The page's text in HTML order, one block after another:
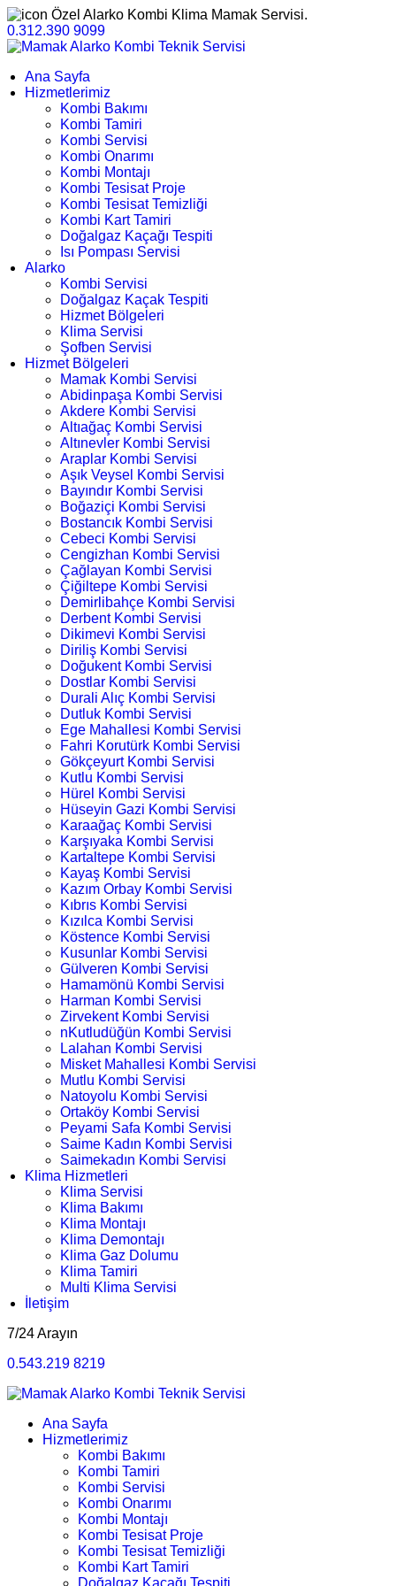
Özel Alarko Kombi Klima Mamak Servisi.
0.312.390 9099
Ana Sayfa
Hizmetlerimiz
Kombi Bakımı
Kombi Tamiri
Kombi Servisi
Kombi Onarımı
Kombi Montajı
Kombi Tesisat Proje
Kombi Tesisat Temizliği
Kombi Kart Tamiri
Doğalgaz Kaçağı Tespiti
Isı Pompası Servisi
Alarko
Kombi Servisi
Doğalgaz Kaçak Tespiti
Hizmet Bölgeleri
Klima Servisi
Şofben Servisi
Hizmet Bölgeleri
Mamak Kombi Servisi
Abidinpaşa Kombi Servisi
Akdere Kombi Servisi
Altıağaç Kombi Servisi
Altınevler Kombi Servisi
Araplar Kombi Servisi
Aşık Veysel Kombi Servisi
Bayındır Kombi Servisi
Boğaziçi Kombi Servisi
Bostancık Kombi Servisi
Cebeci Kombi Servisi
Cengizhan Kombi Servisi
Çağlayan Kombi Servisi
Çiğiltepe Kombi Servisi
Demirlibahçe Kombi Servisi
Derbent Kombi Servisi
Dikimevi Kombi Servisi
Diriliş Kombi Servisi
Doğukent Kombi Servisi
Dostlar Kombi Servisi
Durali Alıç Kombi Servisi
Dutluk Kombi Servisi
Ege Mahallesi Kombi Servisi
Fahri Korutürk Kombi Servisi
Gökçeyurt Kombi Servisi
Kutlu Kombi Servisi
Hürel Kombi Servisi
Hüseyin Gazi Kombi Servisi
Karaağaç Kombi Servisi
Karşıyaka Kombi Servisi
Kartaltepe Kombi Servisi
Kayaş Kombi Servisi
Kazım Orbay Kombi Servisi
Kıbrıs Kombi Servisi
Kızılca Kombi Servisi
Köstence Kombi Servisi
Kusunlar Kombi Servisi
Gülveren Kombi Servisi
Hamamönü Kombi Servisi
Harman Kombi Servisi
Zirvekent Kombi Servisi
nKutludüğün Kombi Servisi
Lalahan Kombi Servisi
Misket Mahallesi Kombi Servisi
Mutlu Kombi Servisi
Natoyolu Kombi Servisi
Ortaköy Kombi Servisi
Peyami Safa Kombi Servisi
Saime Kadın Kombi Servisi
Saimekadın Kombi Servisi
Klima Hizmetleri
Klima Servisi
Klima Bakımı
Klima Montajı
Klima Demontajı
Klima Gaz Dolumu
Klima Tamiri
Multi Klima Servisi
İletişim
7/24 Arayın
0.543.219 8219
Ana Sayfa
Hizmetlerimiz
Kombi Bakımı
Kombi Tamiri
Kombi Servisi
Kombi Onarımı
Kombi Montajı
Kombi Tesisat Proje
Kombi Tesisat Temizliği
Kombi Kart Tamiri
Doğalgaz Kaçağı Tespiti